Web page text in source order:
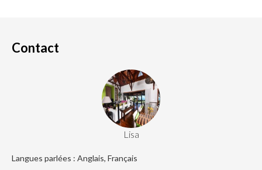
Contact
Lisa
Langues parlées : Anglais, Français